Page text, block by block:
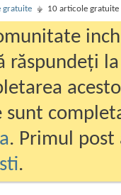
gratuite 10 articole gratuite
răspundeți
sunt
. Primul
.